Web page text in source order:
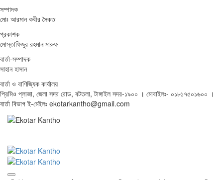
সম্পাদক
মোঃ আরমান কবীর সৈকত
প্রকাশক
মোস্তাফিজুর রহমান মারুফ
বার্তা-সম্পাদক
সাহান হাসান
বার্তা ও বাণিজ্যিক কার্যালয়
প্রিমিও প্লাজা, জেলা সদর রোড, বটতলা, টাঙ্গাইল সদর-১৯০০ । মোবাইলঃ- ০১৮১৭৫০১৬০০ ।
বার্তা বিভাগ ই-মেইলঃ ekotarkantho@gmail.com